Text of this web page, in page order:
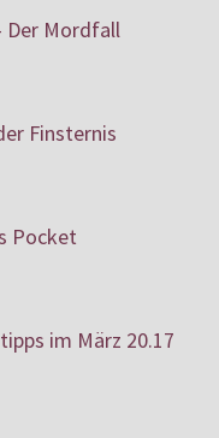
Der Mordfall
Finsternis
Pocket
im März 20.17